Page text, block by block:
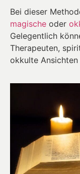
Bei dieser
magische oder
Gelegentlich
Therapeuten,
okkulte Ansichten